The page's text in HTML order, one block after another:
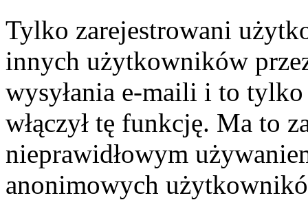
Tylko zarejestrowani
innych użytkowników
wysyłania e-maili i to
włączył tę funkcję. Ma to
nieprawidłowym
anonimowych